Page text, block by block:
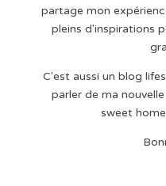
partage mon
pleins d'inspirations
C'est aussi un blog
parler de ma
sweet